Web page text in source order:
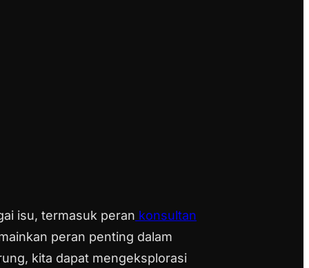
isu, termasuk peran konsultan
peran penting dalam
kita dapat mengeksplorasi